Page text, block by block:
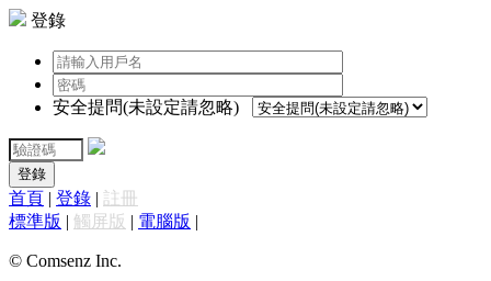
登錄
安全提問(未設定請忽略)
登錄
首頁 | 登錄 | 註冊
標準版 | 觸屏版 | 電腦版 |
© Comsenz Inc.